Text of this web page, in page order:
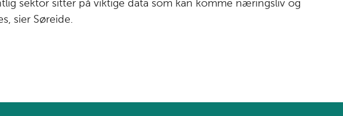
sektor sitter på viktige data som kan komme næringsliv og
sier Søreide.